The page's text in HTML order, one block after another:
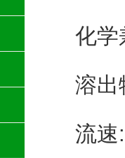
化学
溶出
流速: